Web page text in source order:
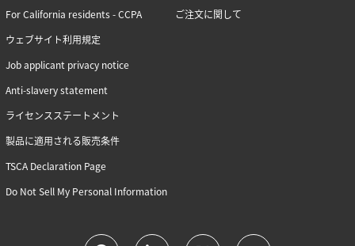
For California residents - CCPA
ウェブサイト利用規定
Job applicant privacy notice
Anti-slavery statement
ライセンスステートメント
製品に適用される販売条件
TSCA Declaration Page
Do Not Sell My Personal Information
ご注文に関して